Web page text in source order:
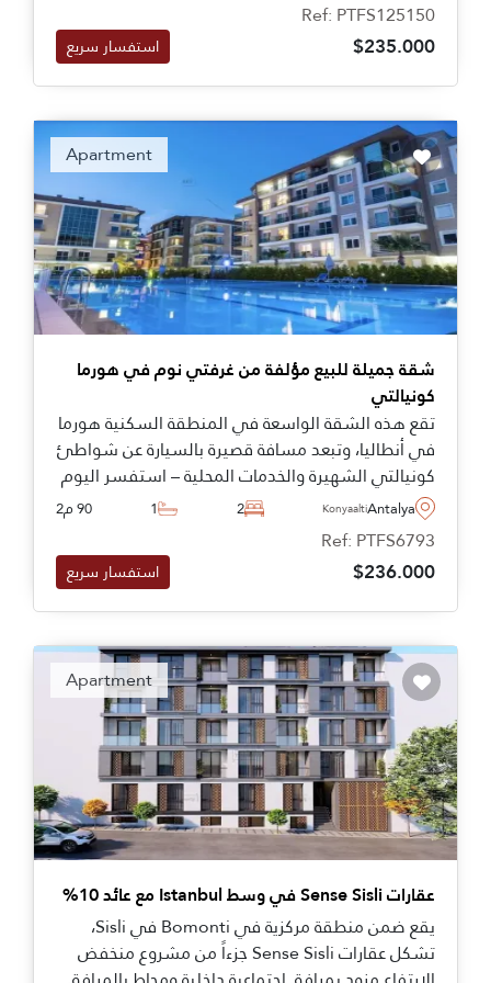
Ref: PTFS125150
$235.000 استفسار سريع
Apartment
شقة جميلة للبيع مؤلفة من غرفتي نوم في هورما
كونيالتي
تقع هذه الشقة الواسعة في المنطقة السكنية هورما
في أنطاليا، وتبعد مسافة قصيرة بالسيارة عن شواطئ
كونيالتي الشهيرة والخدمات المحلية – استفسر اليوم
للمزيد من المعلومات عن الحياة هنا.
Antalya
Konyaalti
2
1 90 م2
Ref: PTFS6793
$236.000 استفسار سريع
Apartment
عقارات Sense Sisli في وسط Istanbul مع عائد 10%
يقع ضمن منطقة مركزية في Bomonti في Sisli،
تشكل عقارات Sense Sisli جزءاً من مشروع منخفض